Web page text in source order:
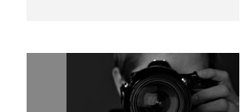
Окружающая среда
Политика
Правосудие